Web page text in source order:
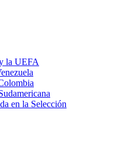
la UEFA
en la Selección